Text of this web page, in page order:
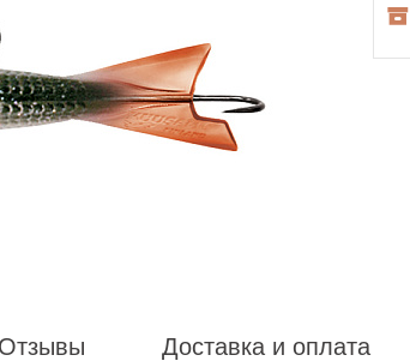
Отзывы Доставка и оплата